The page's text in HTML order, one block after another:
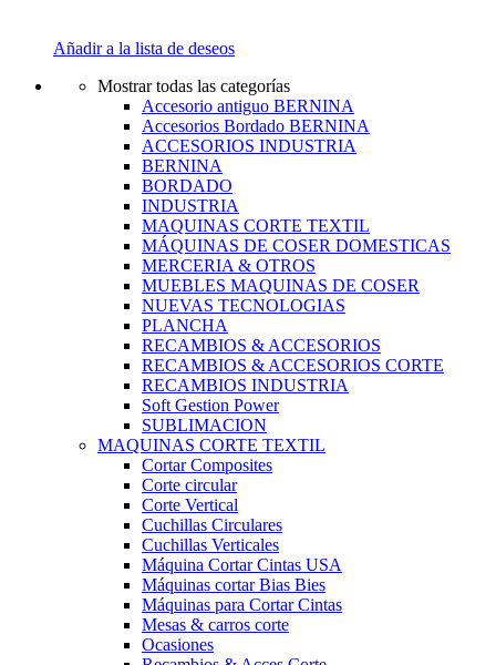
Añadir a la lista de deseos
Mostrar todas las categorías
Accesorio antiguo BERNINA
Accesorios Bordado BERNINA
ACCESORIOS INDUSTRIA
BERNINA
BORDADO
INDUSTRIA
MAQUINAS CORTE TEXTIL
MÁQUINAS DE COSER DOMESTICAS
MERCERIA & OTROS
MUEBLES MAQUINAS DE COSER
NUEVAS TECNOLOGIAS
PLANCHA
RECAMBIOS & ACCESORIOS
RECAMBIOS & ACCESORIOS CORTE
RECAMBIOS INDUSTRIA
Soft Gestion Power
SUBLIMACION
MAQUINAS CORTE TEXTIL
Cortar Composites
Corte circular
Corte Vertical
Cuchillas Circulares
Cuchillas Verticales
Máquina Cortar Cintas USA
Máquinas cortar Bias Bies
Máquinas para Cortar Cintas
Mesas & carros corte
Ocasiones